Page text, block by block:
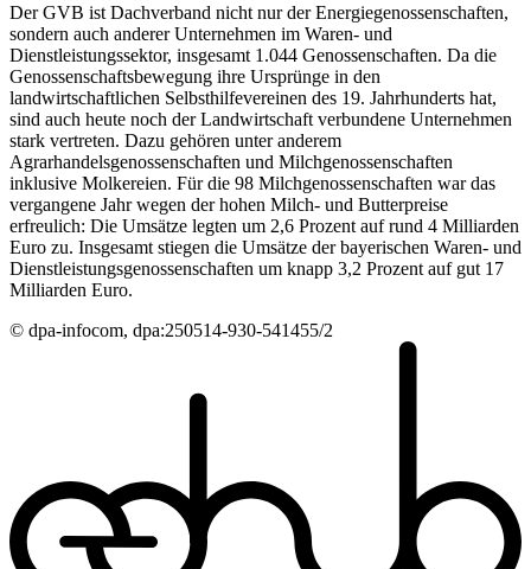
Der GVB ist Dachverband nicht nur der Energiegenossenschaften,
sondern auch anderer Unternehmen im Waren- und
Dienstleistungssektor, insgesamt 1.044 Genossenschaften. Da die
Genossenschaftsbewegung ihre Ursprünge in den
landwirtschaftlichen Selbsthilfevereinen des 19. Jahrhunderts hat,
sind auch heute noch der Landwirtschaft verbundene Unternehmen
stark vertreten. Dazu gehören unter anderem
Agrarhandelsgenossenschaften und Milchgenossenschaften
inklusive Molkereien. Für die 98 Milchgenossenschaften war das
vergangene Jahr wegen der hohen Milch- und Butterpreise
erfreulich: Die Umsätze legten um 2,6 Prozent auf rund 4 Milliarden
Euro zu. Insgesamt stiegen die Umsätze der bayerischen Waren- und
Dienstleistungsgenossenschaften um knapp 3,2 Prozent auf gut 17
Milliarden Euro.
© dpa-infocom, dpa:250514-930-541455/2